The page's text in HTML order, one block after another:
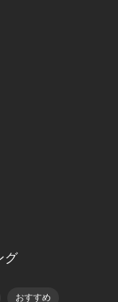
グ
おすすめ